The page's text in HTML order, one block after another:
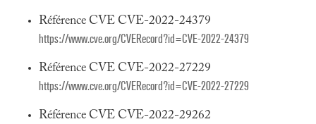
Référence CVE CVE-2022-24379
https://www.cve.org/CVERecord?id=CVE-2022-24379
Référence CVE CVE-2022-27229
https://www.cve.org/CVERecord?id=CVE-2022-27229
Référence CVE CVE-2022-29262